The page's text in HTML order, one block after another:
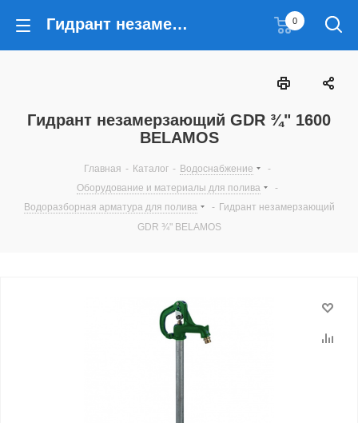
Гидрант незамерзающий GDR ¾" 1600 BELAMOS 0
Гидрант незамерзающий GDR ¾" 1600
BELAMOS
Главная - Каталог - Водоснабжение
-
Оборудование и материалы для полива
-
Водоразборная арматура для полива
- Гидрант незамерзающий
GDR ¾" BELAMOS